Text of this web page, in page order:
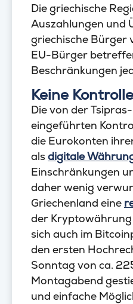
Die griechische
Auszahlungen und
griechische Bürger
EU-Bürger
Beschränkungen
Keine
Die von der
eingeführten
die Eurokonten
alsdigitale
Einschränkungen
daher wenig
Griechenland eine
der Kryptowährung
sich auch im
den ersten
Sonntag von ca.
Montagabend
und einfache